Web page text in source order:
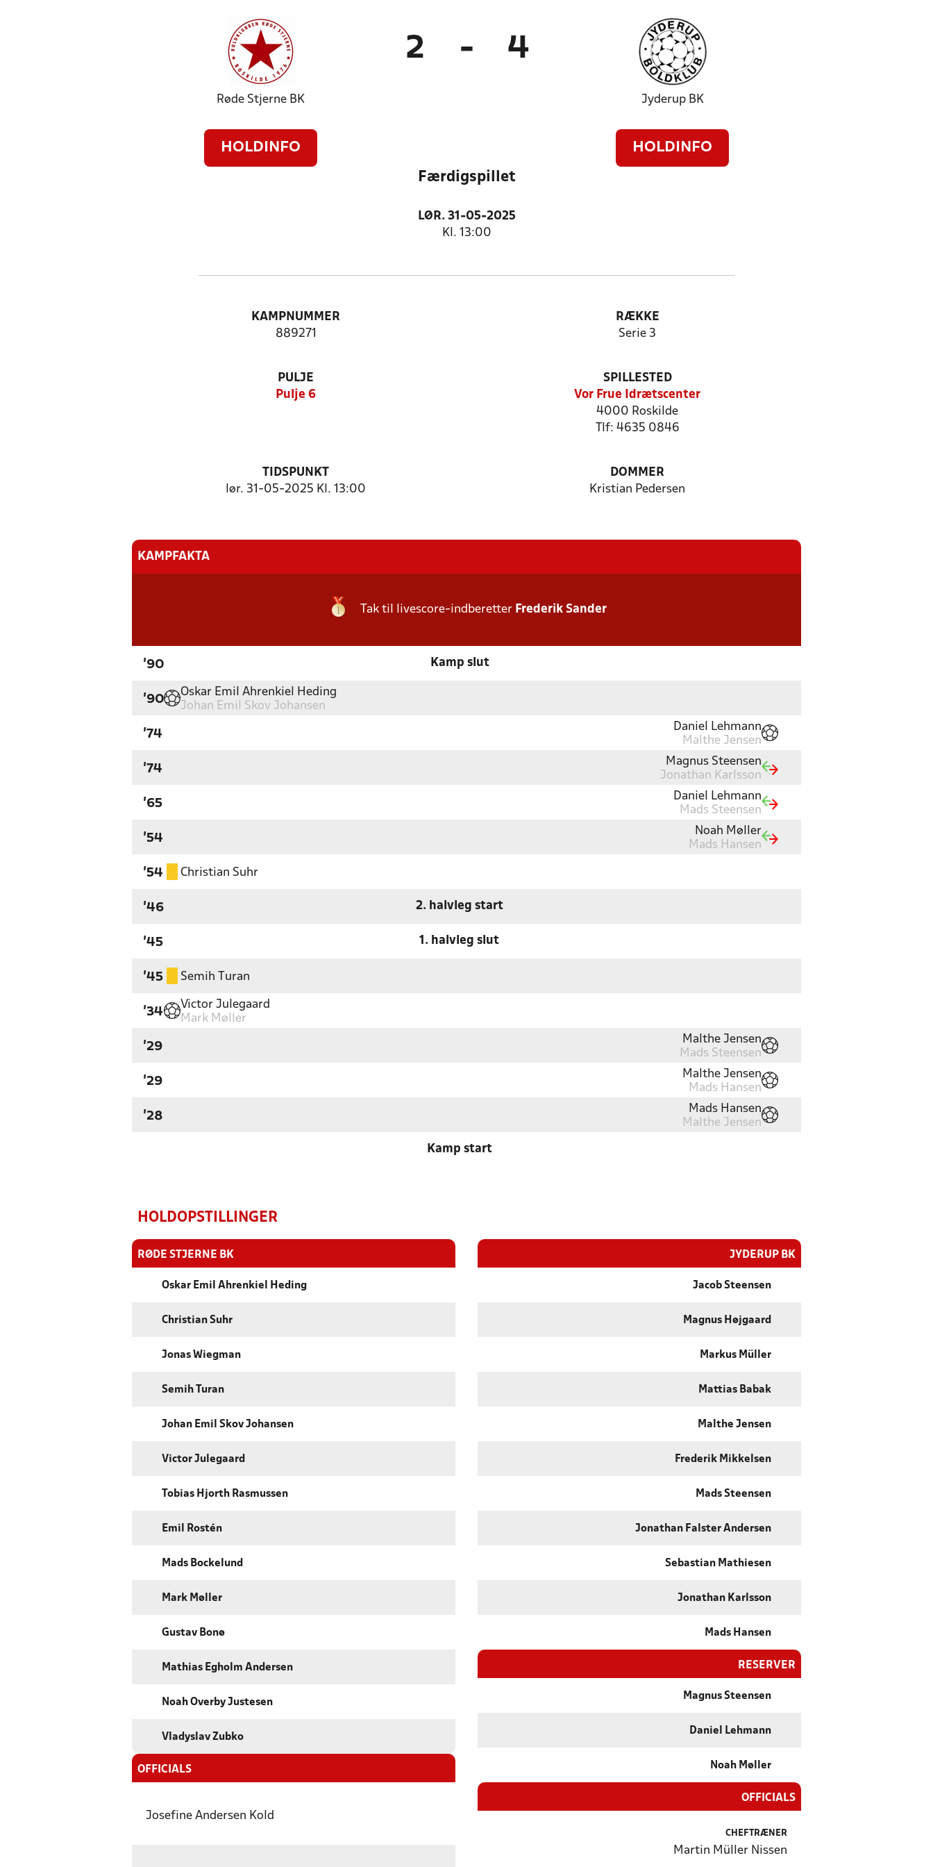
Røde Stjerne BK
HOLDINFO
2 - 4
Jyderup BK
HOLDINFO
Færdigspillet
LØR. 31-05-2025
Kl. 13:00
KAMPNUMMER
889271
RÆKKE
Serie 3
PULJE
Pulje 6
SPILLESTED
Vor Frue Idrætscenter
4000 Roskilde
Tlf: 4635 0846
TIDSPUNKT
lør. 31-05-2025 Kl. 13:00
DOMMER
Kristian Pedersen
KAMPFAKTA
Tak til livescore-indberetter Frederik Sander
'90 Kamp slut
'90
Oskar Emil Ahrenkiel Heding
Johan Emil Skov Johansen
'74
Daniel Lehmann
Malthe Jensen
'74
Magnus Steensen
Jonathan Karlsson
'65
Daniel Lehmann
Mads Steensen
'54
Noah Møller
Mads Hansen
'54 Christian Suhr
'46 2. halvleg start
'45 1. halvleg slut
'45 Semih Turan
'34
Victor Julegaard
Mark Møller
'29
Malthe Jensen
Mads Steensen
'29
Malthe Jensen
Mads Hansen
'28
Mads Hansen
Malthe Jensen
Kamp start
HOLDOPSTILLINGER
RØDE STJERNE BK
Oskar Emil Ahrenkiel Heding
Christian Suhr
Jonas Wiegman
Semih Turan
Johan Emil Skov Johansen
Victor Julegaard
Tobias Hjorth Rasmussen
Emil Rostén
Mads Bockelund
Mark Møller
Gustav Bonø
Mathias Egholm Andersen
Noah Overby Justesen
Vladyslav Zubko
OFFICIALS
Josefine Andersen Kold
JYDERUP BK
Jacob Steensen
Magnus Højgaard
Markus Müller
Mattias Babak
Malthe Jensen
Frederik Mikkelsen
Mads Steensen
Jonathan Falster Andersen
Sebastian Mathiesen
Jonathan Karlsson
Mads Hansen
RESERVER
Magnus Steensen
Daniel Lehmann
Noah Møller
OFFICIALS
CHEFTRÆNER
Martin Müller Nissen